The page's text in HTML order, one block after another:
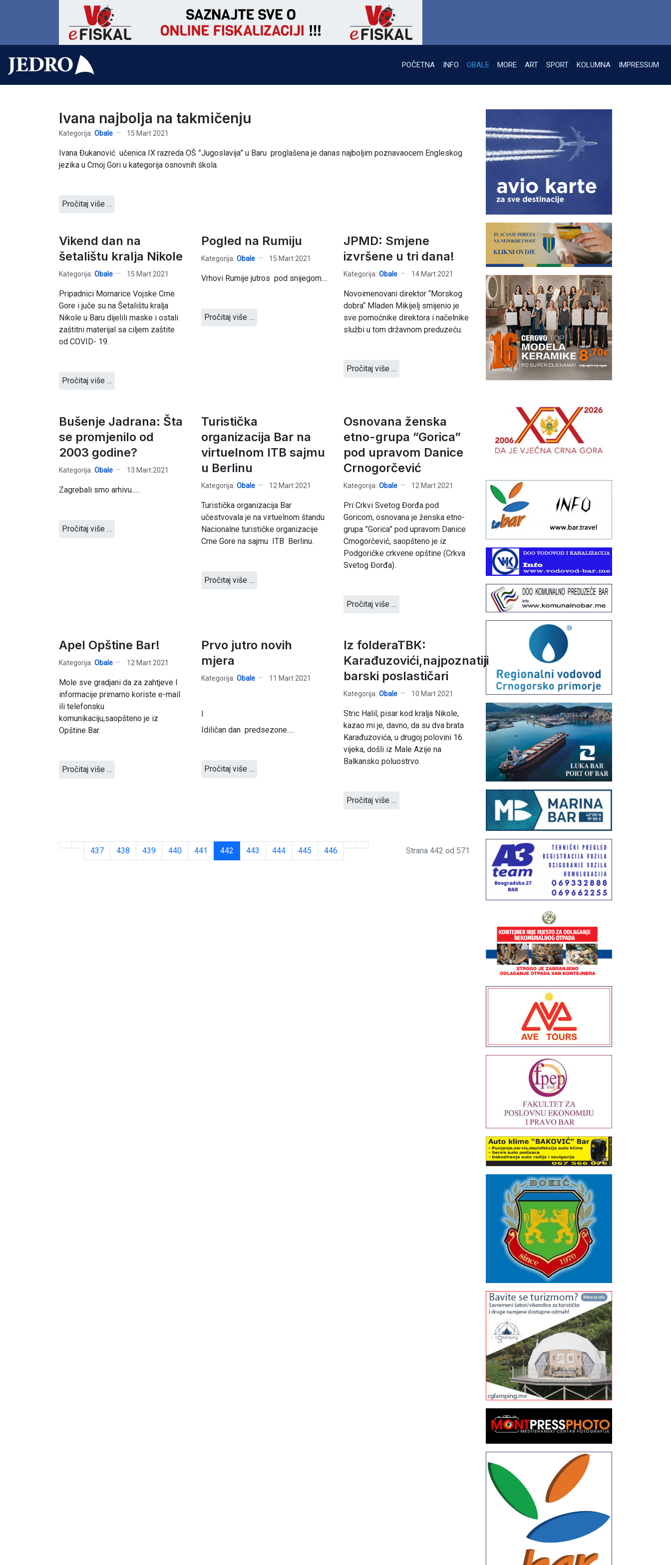
POČETNA INFO OBALE MORE ART SPORT KOLUMNA IMPRESSUM
Ivana najbolja na takmičenju
Kategorija: Obale 15 Mart 2021
Ivana Đukanović učenica IX razreda OŠ ”Jugoslavija” u Baru proglašena je danas najboljim poznavaocem Engleskog
jezika u Crnoj Gori u kategorija osnovnih škola.
Pročitaj više …
Vikend dan na
šetalištu kralja Nikole
Kategorija: Obale 15 Mart 2021
Pripadnici Mornarice Vojske Crne
Gore i juče su na Šetalištu kralja
Nikole u Baru dijelili maske i ostali
zaštitni materijal sa ciljem zaštite
od COVID- 19.
Pročitaj više …
Pogled na Rumiju
Kategorija: Obale 15 Mart 2021
Vrhovi Rumije jutros pod snijegom....
Pročitaj više …
JPMD: Smjene
izvršene u tri dana!
Kategorija: Obale 14 Mart 2021
Novoimenovani direktor “Morskog
dobra“ Mladen Mikijelj smijenio je
sve pomoćnike direktora i načelnike
službi u tom državnom preduzeću.
Pročitaj više …
Bušenje Jadrana: Šta
se promjenilo od
2003 godine?
Kategorija: Obale 13 Mart 2021
Zagrebali smo arhivu.....
Pročitaj više …
Turistička
organizacija Bar na
virtuelnom ITB sajmu
u Berlinu
Kategorija: Obale 12 Mart 2021
Turistička organizacija Bar
učestvovala je na virtuelnom štandu
Nacionalne turističke organizacije
Crne Gore na sajmu ITB Berlinu.
Pročitaj više …
Osnovana žеnska
еtno-grupa ”Gorica”
pod upravom Danicе
Crnogorčеvić
Kategorija: Obale 12 Mart 2021
Pri Crkvi Svеtog Đorđa pod
Goricom, osnovana jе žеnska еtno-
grupa ”Gorica” pod upravom Danicе
Crnogorčеvić, saopštеno jе iz
Podgoričkе crkvеnе opštinе (Crkva
Svеtog Đorđa).
Pročitaj više …
Apel Opštine Bar!
Kategorija: Obale 12 Mart 2021
Mole sve gradjani da za zahtjeve I
informacije primarno koriste e-mail
ili telefonsku
komunikaciju,saopšteno je iz
Opštine Bar.
Pročitaj više …
Prvo jutro novih
mjera
Kategorija: Obale 11 Mart 2021
I
Idiličan dan predsezone.....
Pročitaj više …
Iz folderaTBK:
Karađuzovići,najpoznatiji
barski poslastičari
Kategorija: Obale 10 Mart 2021
Stric Halil, pisar kod kralja Nikole,
kazao mi je, davno, da su dva brata
Karađuzovića, u drugoj polovini 16.
vijeka, došli iz Male Azije na
Balkansko poluostrvo.
Pročitaj više …
437 438 439 440 441 442 443 444 445 446 Strana 442 od 571